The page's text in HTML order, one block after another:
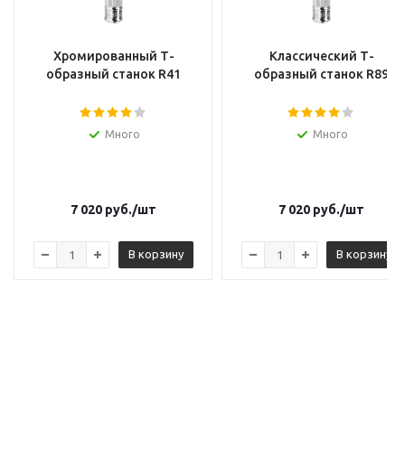
Хромированный Т-
образный станок R41
Много
7 020 руб./шт
В корзину
Классический Т-
образный станок R89
Много
7 020 руб./шт
В корзину